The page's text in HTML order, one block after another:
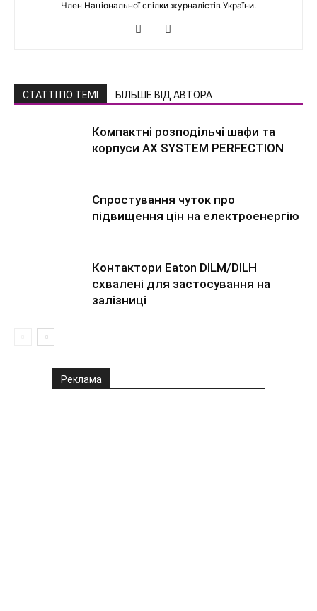
Член Національної спілки журналістів України.
СТАТТІ ПО ТЕМІ БІЛЬШЕ ВІД АВТОРА
Компактні розподільчі шафи та
корпуси AX SYSTEM PERFECTION
Спростування чуток про
підвищення цін на електроенергію
Контактори Eaton DILM/DILH
схвалені для застосування на
залізниці
Реклама